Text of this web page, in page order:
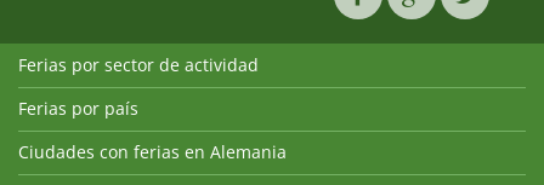
Ferias por sector de actividad
Ferias por país
Ciudades con ferias en Alemania